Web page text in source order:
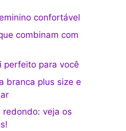
confortável
combinam com
perfeito para você
branca plus size e
redondo: veja os